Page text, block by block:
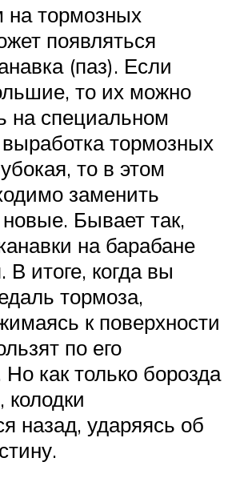
тормозных
появляться
(паз). Если
то их можно
на специальном
тормозных
то в этом
заменить
Бывает так,
на барабане
В итоге, когда вы
тормоза,
к поверхности
по его
Но как только борозда
колодки
назад, ударяясь об